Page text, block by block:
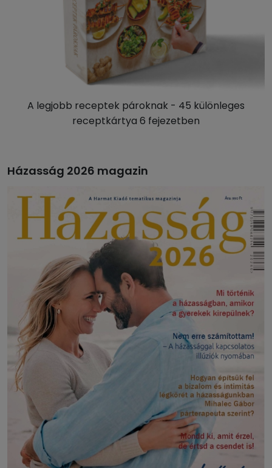
A legjobb receptek pároknak - 45 különleges
receptkártya 6 fejezetben
Házasság 2026 magazin